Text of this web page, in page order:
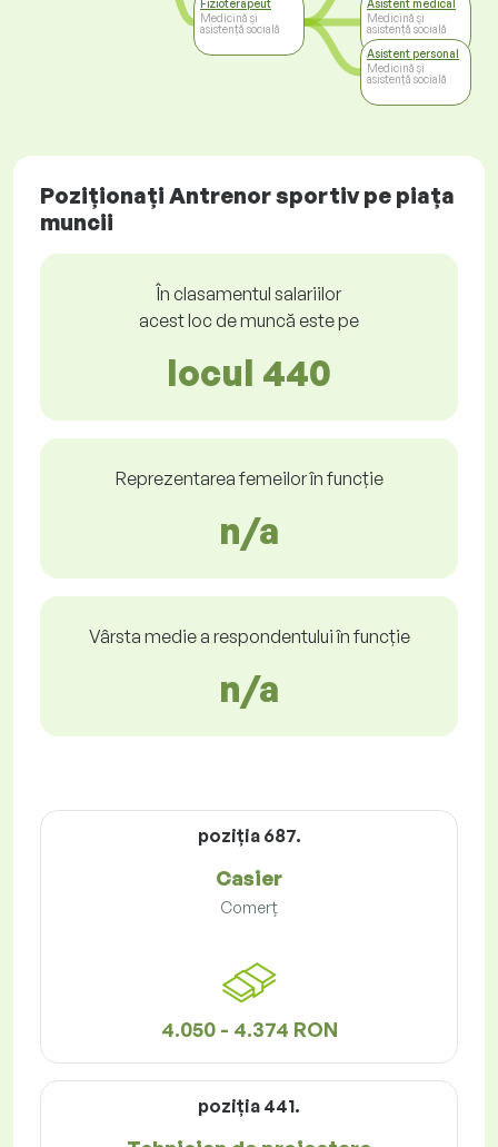
Fizioterapeut
Medicină și
asistență socială
Asistent medical
Medicină și
asistență socială
Asistent personal
Medicină și
asistență socială
Poziționați Antrenor sportiv pe piața
muncii
În clasamentul salariilor
acest loc de muncă este pe
locul 440
Reprezentarea femeilor în funcție
n/a
Vârsta medie a respondentului în funcție
n/a
poziţia 687.
Casier
Comerț
4.050 - 4.374 RON
poziţia 441.